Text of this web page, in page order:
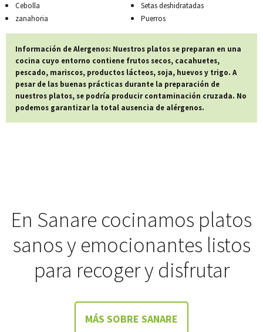
Cebolla
zanahoria
Setas deshidratadas
Puerros
Información de Alergenos: Nuestros platos se preparan en una
cocina cuyo entorno contiene frutos secos, cacahuetes,
pescado, mariscos, productos lácteos, soja, huevos y trigo. A
pesar de las buenas prácticas durante la preparación de
nuestros platos, se podría producir contaminación cruzada. No
podemos garantizar la total ausencia de alérgenos.
En Sanare cocinamos platos
sanos y emocionantes listos
para recoger y disfrutar
MÁS SOBRE SANARE